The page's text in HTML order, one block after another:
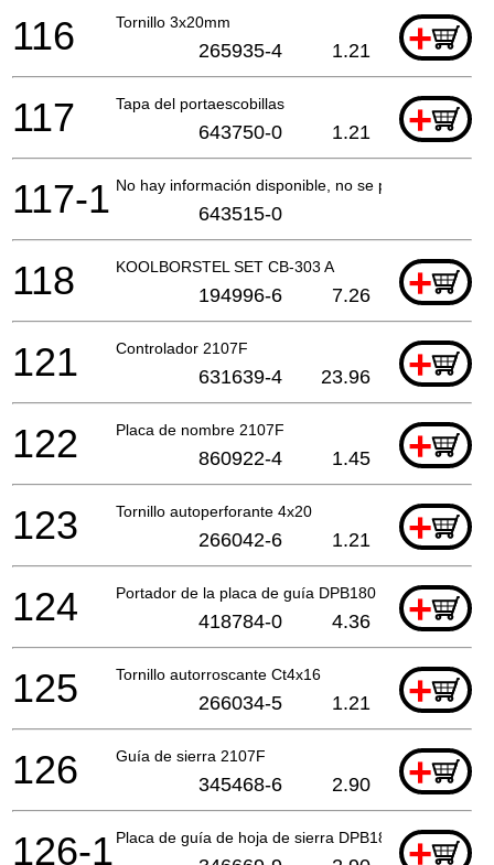
Tornillo 3x20mm +
116 265935-4 1.21
Tapa del portaescobillas +
117 643750-0 1.21
No hay información disponible, no se puede pedir
117-1 643515-0
KOOLBORSTEL SET CB-303 A +
118 194996-6 7.26
Controlador 2107F +
121 631639-4 23.96
Placa de nombre 2107F +
122 860922-4 1.45
Tornillo autoperforante 4x20 +
123 266042-6 1.21
Portador de la placa de guía DPB180 +
124 418784-0 4.36
Tornillo autorroscante Ct4x16 +
125 266034-5 1.21
Guía de sierra 2107F +
126 345468-6 2.90
Placa de guía de hoja de sierra DPB180 +
126-1